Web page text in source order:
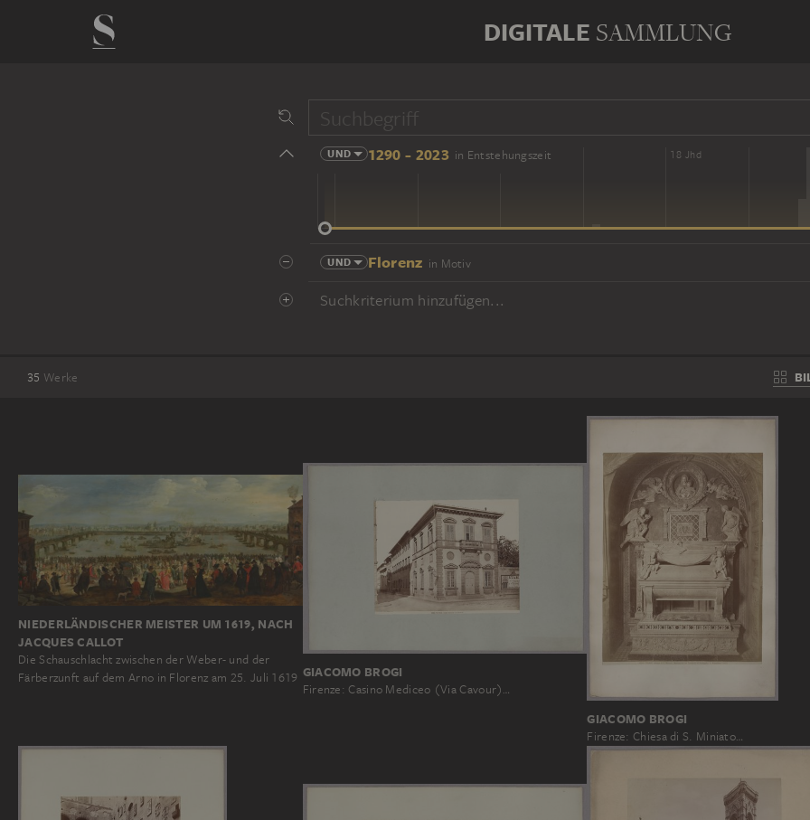
DIGITALE SAMMLUNG
UND 1290 - 2023 in Entstehungszeit
14 Jhd 16 Jhd 18 Jhd
UND Florenz in Motiv
Suchkriterium hinzufügen...
35 Werke
NIEDERLÄNDISCHER MEISTER UM 1619, NACH
JACQUES CALLOT
Die Schauschlacht zwischen der Weber- und der
Färberzunft auf dem Arno in Florenz am 25. Juli 1619 GIACOMO BROGI
Firenze: Casino Mediceo (Via Cavour)…
GIACOMO BROGI
Firenze: Chiesa di S. Miniato…